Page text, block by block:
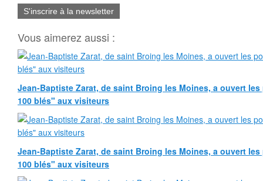
S'inscrire à la newsletter
Vous aimerez aussi :
Jean-Baptiste Zarat, de saint Broing les Moines, a ouvert
100 blés" aux visiteurs
Jean-Baptiste Zarat, de saint Broing les Moines, a ouvert
100 blés" aux visiteurs